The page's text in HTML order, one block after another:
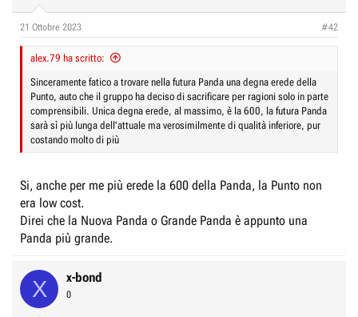
Questa a mio avviso sarà la gamma Fiat nel 2025. Però c’è da
aggiungere che non sarà la sola gamma Fiat. In Brasile ci sarà un’altra
nuova Panda perché il CEO Francois ha detto che in gamma ci sarà un
proprio la nuova Panda.
21 Ottobre 2023 #42
alex.79 ha scritto:
Sinceramente fatico a trovare nella futura Panda una degna erede della
Punto, auto che il gruppo ha deciso di sacrificare per ragioni solo in parte
comprensibili. Unica degna erede, al massimo, è la 600, la futura Panda
sarà sì più lunga dell'attuale ma verosimilmente di qualità inferiore, pur
costando molto di più
Si, anche per me più erede la 600 della Panda, la Punto non
era low cost.
Direi che la Nuova Panda o Grande Panda è appunto una
Panda più grande.
X x-bond
0